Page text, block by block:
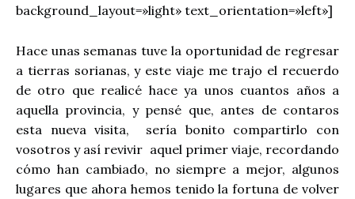
background_layout=»light» text_orientation=»left»]
Hace unas semanas tuve la oportunidad de regresar
a tierras sorianas, y este viaje me trajo el recuerdo
de otro que realicé hace ya unos cuantos años a
aquella provincia, y pensé que, antes de contaros
esta nueva visita, sería bonito compartirlo con
vosotros y así revivir aquel primer viaje, recordando
cómo han cambiado, no siempre a mejor, algunos
lugares que ahora hemos tenido la fortuna de volver